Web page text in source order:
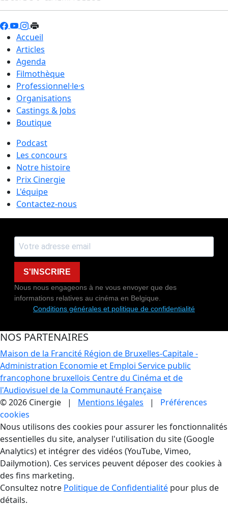
Accueil
Articles
Agenda
Filmothèque
Professionnel·le·s
Organisations
Castings & Jobs
Boutique
Podcast
Les concours
Notre histoire
Prix Cinergie
L'équipe
Contactez-nous
S'INSCRIRE
Nous nous engageons à ne vous envoyer que des
informations relatives au cinéma en Belgique.
Conditions générales et politique de confidentialité
NOS PARTENAIRES
Maison de la Francité Région de Bruxelles-Capitale -
Administration Economie et Emploi Service public
francophone bruxellois Centre du Cinéma et de
l'Audiovisuel de la Communauté Française
© 2026 Cinergie | Mentions légales | Préférences
cookies
Gestion des Cookies
Nous utilisons des cookies pour assurer les fonctionnalités
essentielles du site, analyser l'utilisation du site (Google
Analytics) et intégrer des vidéos (YouTube, Vimeo,
Dailymotion). Ces services peuvent déposer des cookies à
des fins marketing.
Consultez notre Politique de Confidentialité pour plus de
détails.